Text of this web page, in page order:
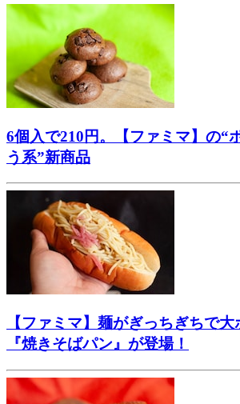
6個入で210円。【ファミマ】の“
う系”新商品
【ファミマ】麺がぎっちぎちで
『焼きそばパン』が登場！